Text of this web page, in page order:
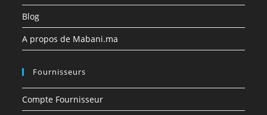
Blog
A propos de Mabani.ma
Fournisseurs
Compte Fournisseur